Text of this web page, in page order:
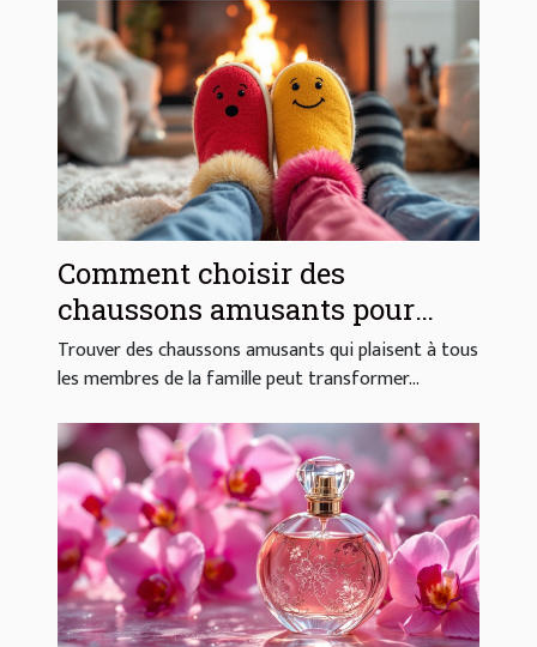
Comment choisir des
chaussons amusants pour
toute la famille ?
Trouver des chaussons amusants qui plaisent à tous
les membres de la famille peut transformer...